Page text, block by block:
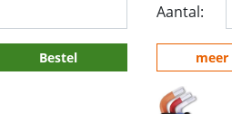
Bestel
Aantal: